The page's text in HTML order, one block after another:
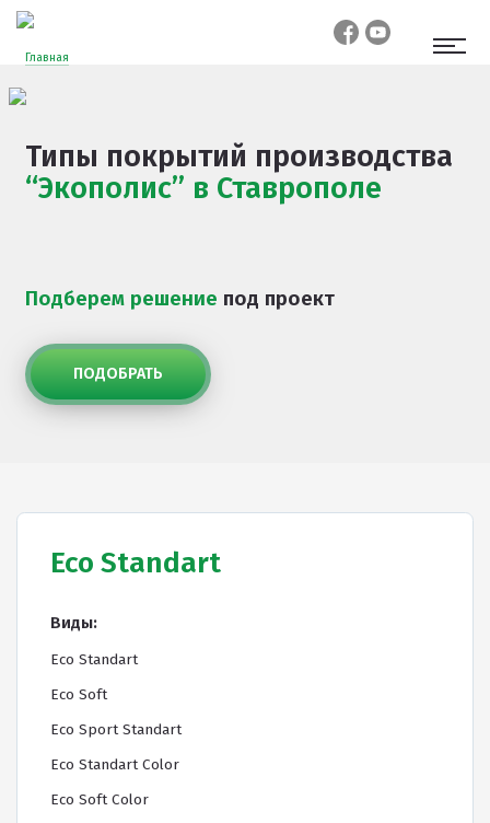
ПРОЕКТНЫЕ РЕШЕНИЯ ВОДОНЕПРОНИЦАЕМЫХ
ПОКРЫТИЙ
ПРОЕКТНЫЕ РЕШЕНИЯ ДЕТСКИХ ПЛОЩАДОК
ПРОЕКТНЫЕ РЕШЕНИЯ ПРОФЕССИОНАЛЬНЫХ БЕГОВЫХ
Главная
Типы покрытий производства
“Экополис” в Ставрополе
Подберем решение под проект
ПОДОБРАТЬ
Eco Standart
Виды:
Eco Standart
Eco Soft
Eco Sport Standart
Eco Standart Color
Eco Soft Color